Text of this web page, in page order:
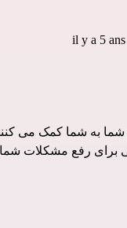
به شما کمک می
رفع مشکلات شما